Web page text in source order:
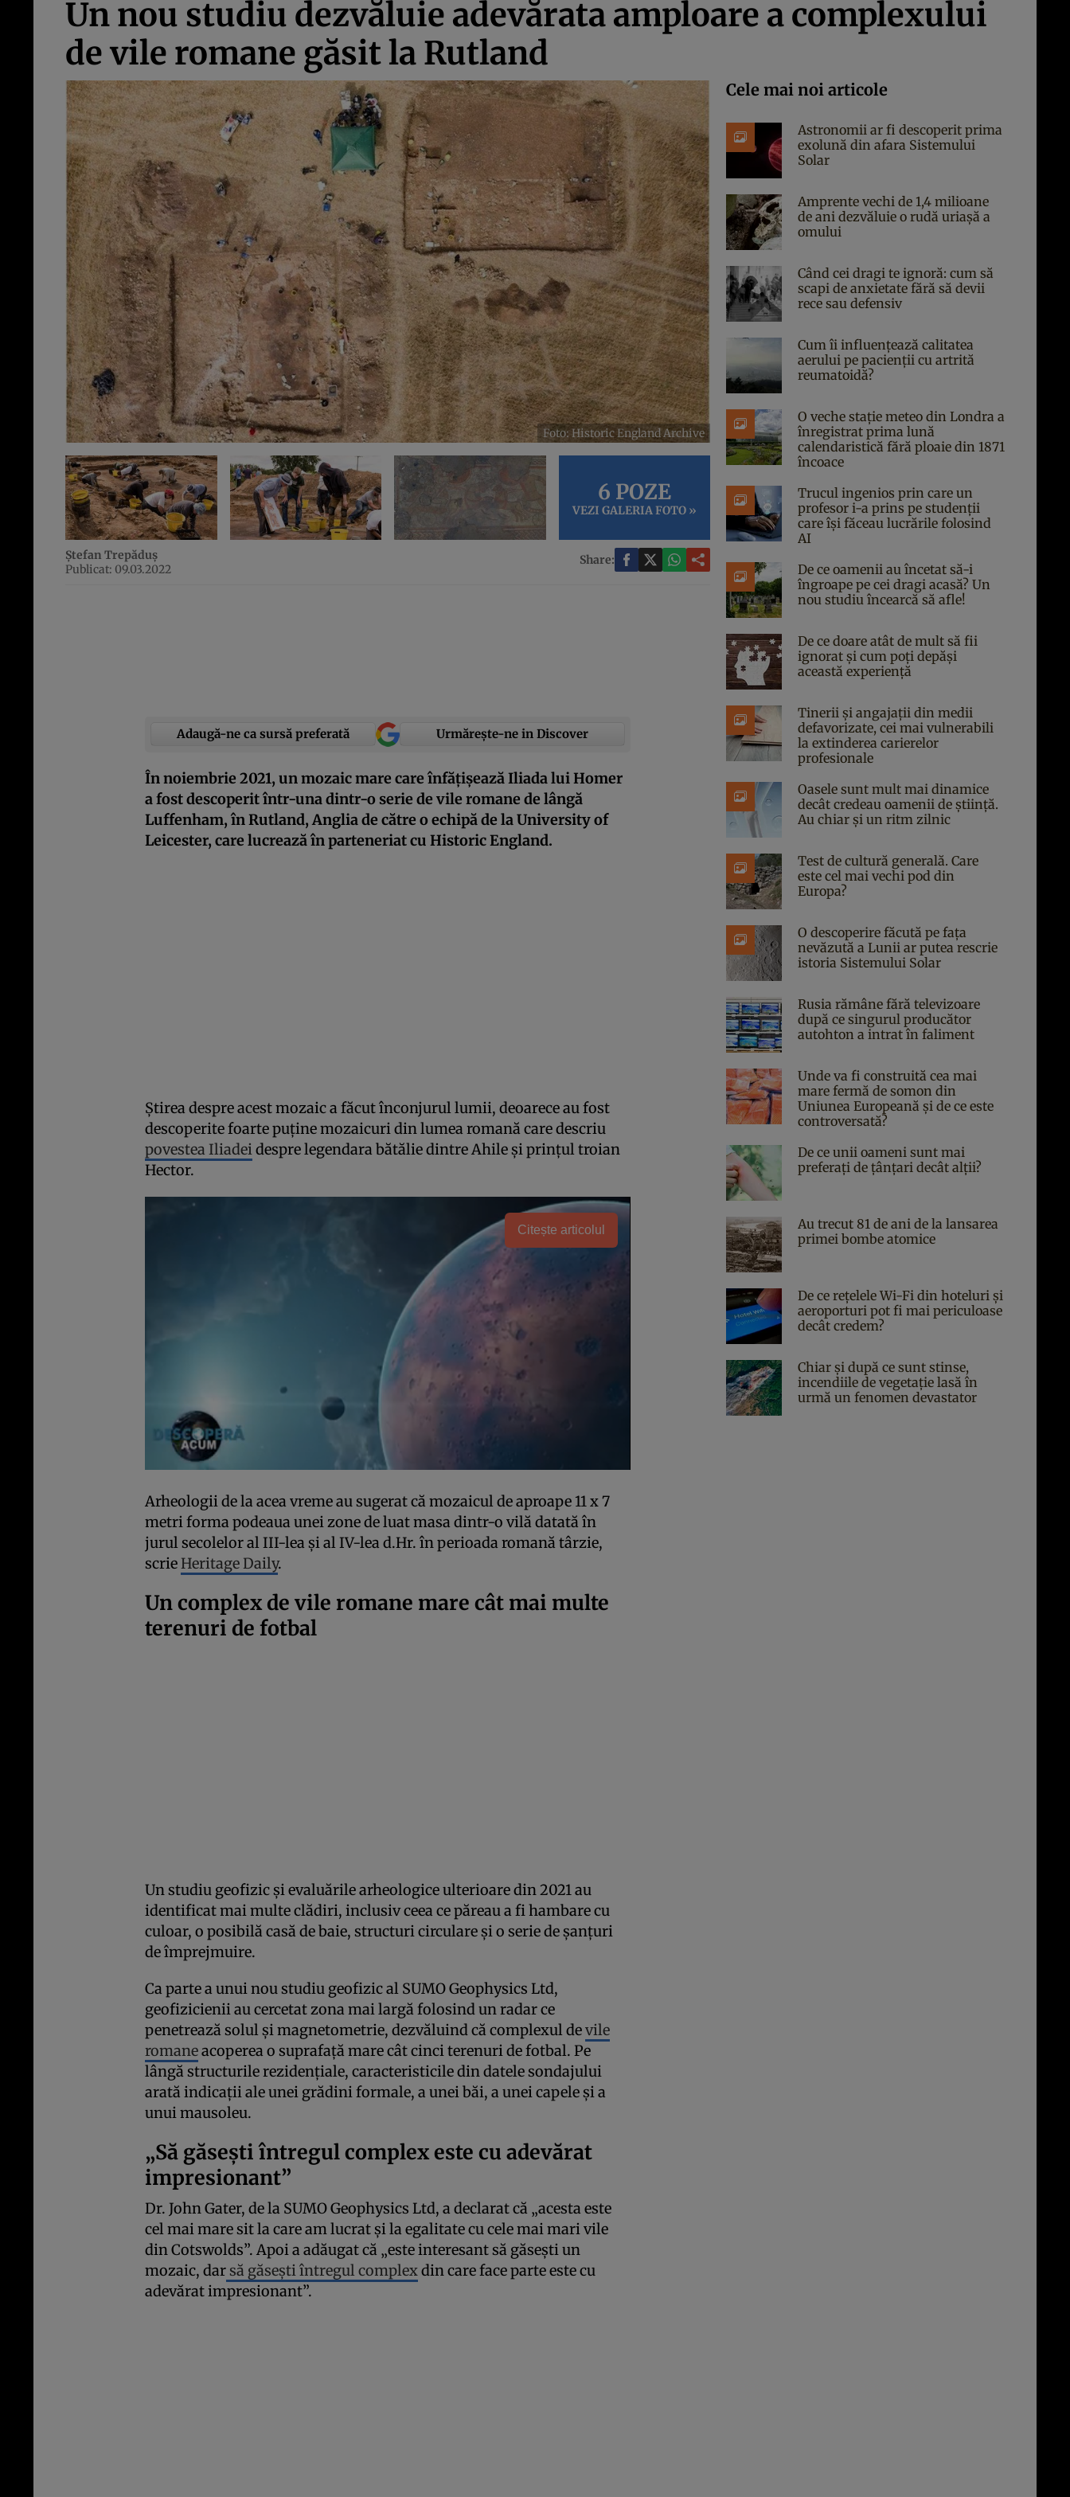
Un nou studiu dezvăluie adevărata amploare a complexului
de vile romane găsit la Rutland
Foto: Historic England Archive
6 POZE
VEZI GALERIA FOTO »
Ștefan Trepăduș
Publicat: 09.03.2022
Share:
Adaugă-ne ca sursă preferată Urmărește-ne in Discover
În noiembrie 2021, un mozaic mare care înfățișează Iliada lui Homer
a fost descoperit într-una dintr-o serie de vile romane de lângă
Luffenham, în Rutland, Anglia de către o echipă de la University of
Leicester, care lucrează în parteneriat cu Historic England.
Știrea despre acest mozaic a făcut înconjurul lumii, deoarece au fost
descoperite foarte puține mozaicuri din lumea romană care descriu
povestea Iliadeidespre legendara bătălie dintre Ahile și prințul troian
Hector.
Citește articolul
Arheologii de la acea vreme au sugerat că mozaicul de aproape 11 x 7
metri forma podeaua unei zone de luat masa dintr-o vilă datată în
jurul secolelor al III-lea și al IV-lea d.Hr. în perioada romană târzie,
scrieHeritage Daily.
Un complex de vile romane mare cât mai multe
terenuri de fotbal
Un studiu geofizic și evaluările arheologice ulterioare din 2021 au
identificat mai multe clădiri, inclusiv ceea ce păreau a fi hambare cu
culoar, o posibilă casă de baie, structuri circulare și o serie de șanțuri
de împrejmuire.
Ca parte a unui nou studiu geofizic al SUMO Geophysics Ltd,
geofizicienii au cercetat zona mai largă folosind un radar ce
penetrează solul și magnetometrie, dezvăluind că complexul devile
romaneacoperea o suprafață mare cât cinci terenuri de fotbal. Pe
lângă structurile rezidențiale, caracteristicile din datele sondajului
arată indicații ale unei grădini formale, a unei băi, a unei capele și a
unui mausoleu.
„Să găsești întregul complex este cu adevărat
impresionant”
Dr. John Gater, de la SUMO Geophysics Ltd, a declarat că „acesta este
cel mai mare sit la care am lucrat și la egalitate cu cele mai mari vile
din Cotswolds”. Apoi a adăugat că „este interesant să găsești un
mozaic, dar să găsești întregul complexdin care face parte este cu
adevărat impresionant”.
Cele mai noi articole
Astronomii ar fi descoperit prima
exolună din afara Sistemului
Solar
Amprente vechi de 1,4 milioane
de ani dezvăluie o rudă uriașă a
omului
Când cei dragi te ignoră: cum să
scapi de anxietate fără să devii
rece sau defensiv
Cum îi influențează calitatea
aerului pe pacienții cu artrită
reumatoidă?
O veche stație meteo din Londra a
înregistrat prima lună
calendaristică fără ploaie din 1871
încoace
Trucul ingenios prin care un
profesor i-a prins pe studenții
care își făceau lucrările folosind
AI
De ce oamenii au încetat să-i
îngroape pe cei dragi acasă? Un
nou studiu încearcă să afle!
De ce doare atât de mult să fii
ignorat și cum poți depăși
această experiență
Tinerii și angajații din medii
defavorizate, cei mai vulnerabili
la extinderea carierelor
profesionale
Oasele sunt mult mai dinamice
decât credeau oamenii de știință.
Au chiar și un ritm zilnic
Test de cultură generală. Care
este cel mai vechi pod din
Europa?
O descoperire făcută pe fața
nevăzută a Lunii ar putea rescrie
istoria Sistemului Solar
Rusia rămâne fără televizoare
după ce singurul producător
autohton a intrat în faliment
Unde va fi construită cea mai
mare fermă de somon din
Uniunea Europeană și de ce este
controversată?
De ce unii oameni sunt mai
preferați de țânțari decât alții?
Au trecut 81 de ani de la lansarea
primei bombe atomice
De ce rețelele Wi-Fi din hoteluri și
aeroporturi pot fi mai periculoase
decât credem?
Chiar și după ce sunt stinse,
incendiile de vegetație lasă în
urmă un fenomen devastator